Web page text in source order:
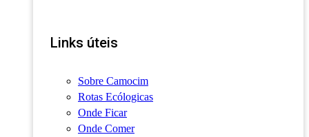
Links úteis
Sobre Camocim
Rotas Ecólogicas
Onde Ficar
Onde Comer